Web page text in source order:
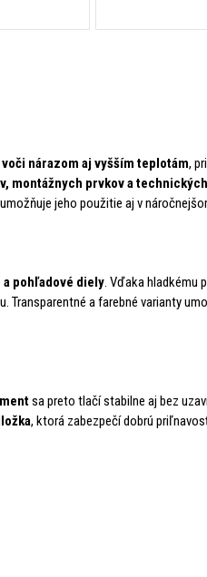
nárazom aj vyšším teplotám,
montážnych prvkov a
jeho použitie aj v
pohľadové diely . Vďaka hladkému
Transparentné a farebné varianty
sa preto tlačí stabilne aj bez
, ktorá zabezpečí dobrú